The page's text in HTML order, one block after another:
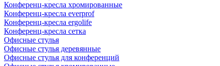
Конференц-кресла хромированные
Конференц-кресла everprof
Конференц-кресла ergolife
Конференц-кресла сетка
Офисные стулья
Офисные стулья деревянные
Офисные стулья для конференций